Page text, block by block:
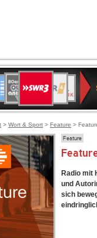
80er
90er
OLDIE
ANTENNE
4
KLASSIK
SWR
Kultur
NDR
2
> Wort & Sport > Feature >
Feature
Radio mit
und
sich